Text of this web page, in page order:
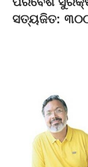
ସତ୍ୟଜିତ: